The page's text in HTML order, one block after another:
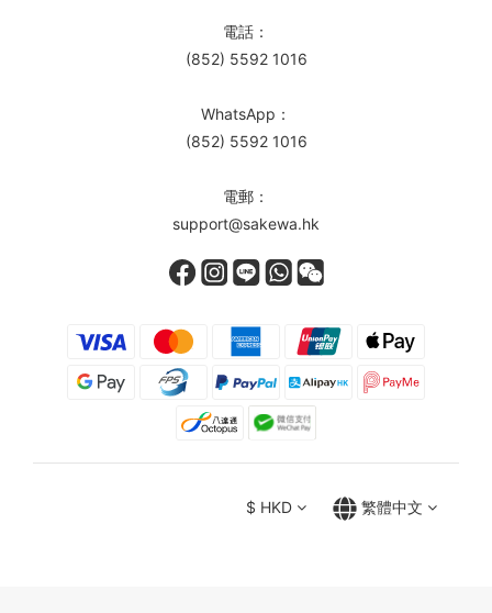
電話：
(852) 5592 1016
WhatsApp：
(852) 5592 1016
電郵：
support@sakewa.hk
$ HKD 繁體中文